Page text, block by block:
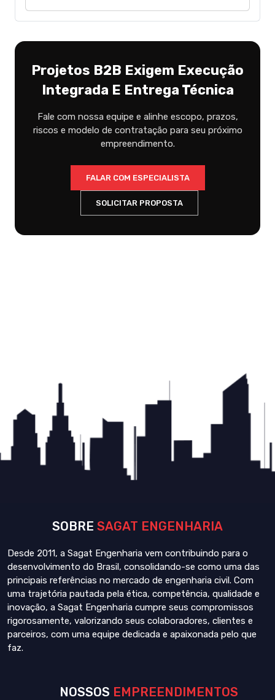
Projetos B2B Exigem Execução
Integrada E Entrega Técnica
Fale com nossa equipe e alinhe escopo, prazos,
riscos e modelo de contratação para seu próximo
empreendimento.
FALAR COM ESPECIALISTA
SOLICITAR PROPOSTA
SOBRE SAGAT ENGENHARIA
Desde 2011, a Sagat Engenharia vem contribuindo para o
desenvolvimento do Brasil, consolidando-se como uma das
principais referências no mercado de engenharia civil. Com
uma trajetória pautada pela ética, competência, qualidade e
inovação, a Sagat Engenharia cumpre seus compromissos
rigorosamente, valorizando seus colaboradores, clientes e
parceiros, com uma equipe dedicada e apaixonada pelo que
faz.
NOSSOS EMPREENDIMENTOS